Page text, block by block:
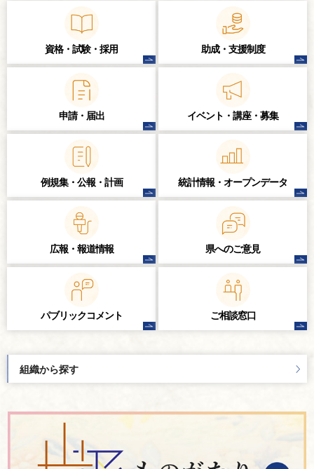
資格・試験・ 採用 助成・支援制度
申請・届出 イベント・講座・ 募集
例規集・公報・計画 統計情報・ オープンデータ
広報・報道情報 県へのご意見
パブリックコメント ご相談窓口
組織から探す